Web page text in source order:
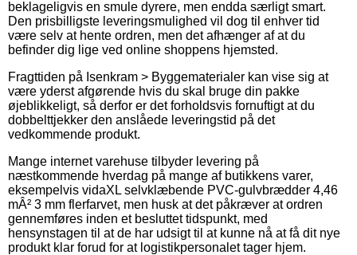
beklageligvis en smule dyrere, men endda særligt smart.
Den prisbilligste leveringsmulighed vil dog til enhver tid
være selv at hente ordren, men det afhænger af at du
befinder dig lige ved online shoppens hjemsted.
Fragttiden på Isenkram > Byggematerialer kan vise sig at
være yderst afgørende hvis du skal bruge din pakke
øjeblikkeligt, så derfor er det forholdsvis fornuftigt at du
dobbelttjekker den anslåede leveringstid på det
vedkommende produkt.
Mange internet varehuse tilbyder levering på
næstkommende hverdag på mange af butikkens varer,
eksempelvis vidaXL selvklæbende PVC-gulvbrædder 4,46
mÂ² 3 mm flerfarvet, men husk at det påkræver at ordren
gennemføres inden et besluttet tidspunkt, med
hensynstagen til at de har udsigt til at kunne nå at få dit nye
produkt klar forud for at logistikpersonalet tager hjem.